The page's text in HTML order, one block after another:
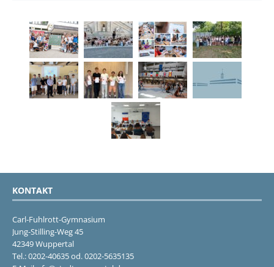
KONTAKT
Carl-Fuhlrott-Gymnasium
Jung-Stilling-Weg 45
42349 Wuppertal
Tel.: 0202-40635 od. 0202-5635135